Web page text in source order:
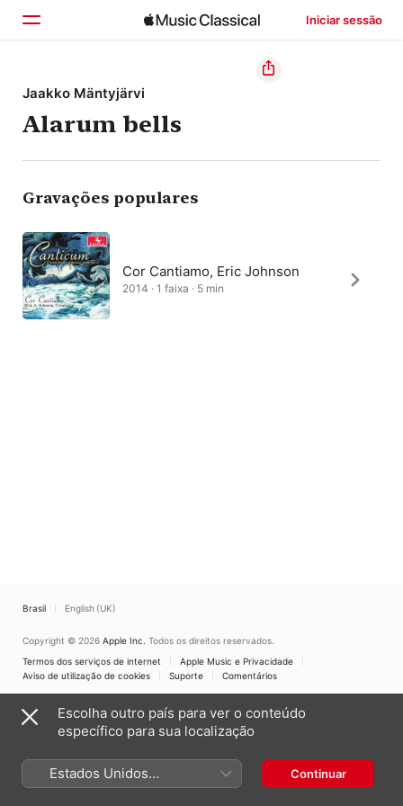
Iniciar sessão
Início
Explorar
Buscar
Jaakko Mäntyjärvi
Alarum bells
Gravações populares
Cor Cantiamo, Eric Johnson
2014 · 1 faixa · 5 min
Brasil English (UK)
Copyright © 2026 Apple Inc. Todos os direitos reservados.
Termos dos serviços de internet
Apple Music e Privacidade
Aviso de utilização de cookies
Suporte Comentários
Escolha outro país para ver o conteúdo
específico para sua localização
Estados Unidos
(Português Brasil)
Continuar